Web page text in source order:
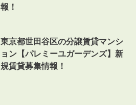
報！
東京都世田谷区の分譲賃貸マンシ
ョン【パレミーユガーデンズ】新
規賃貸募集情報！